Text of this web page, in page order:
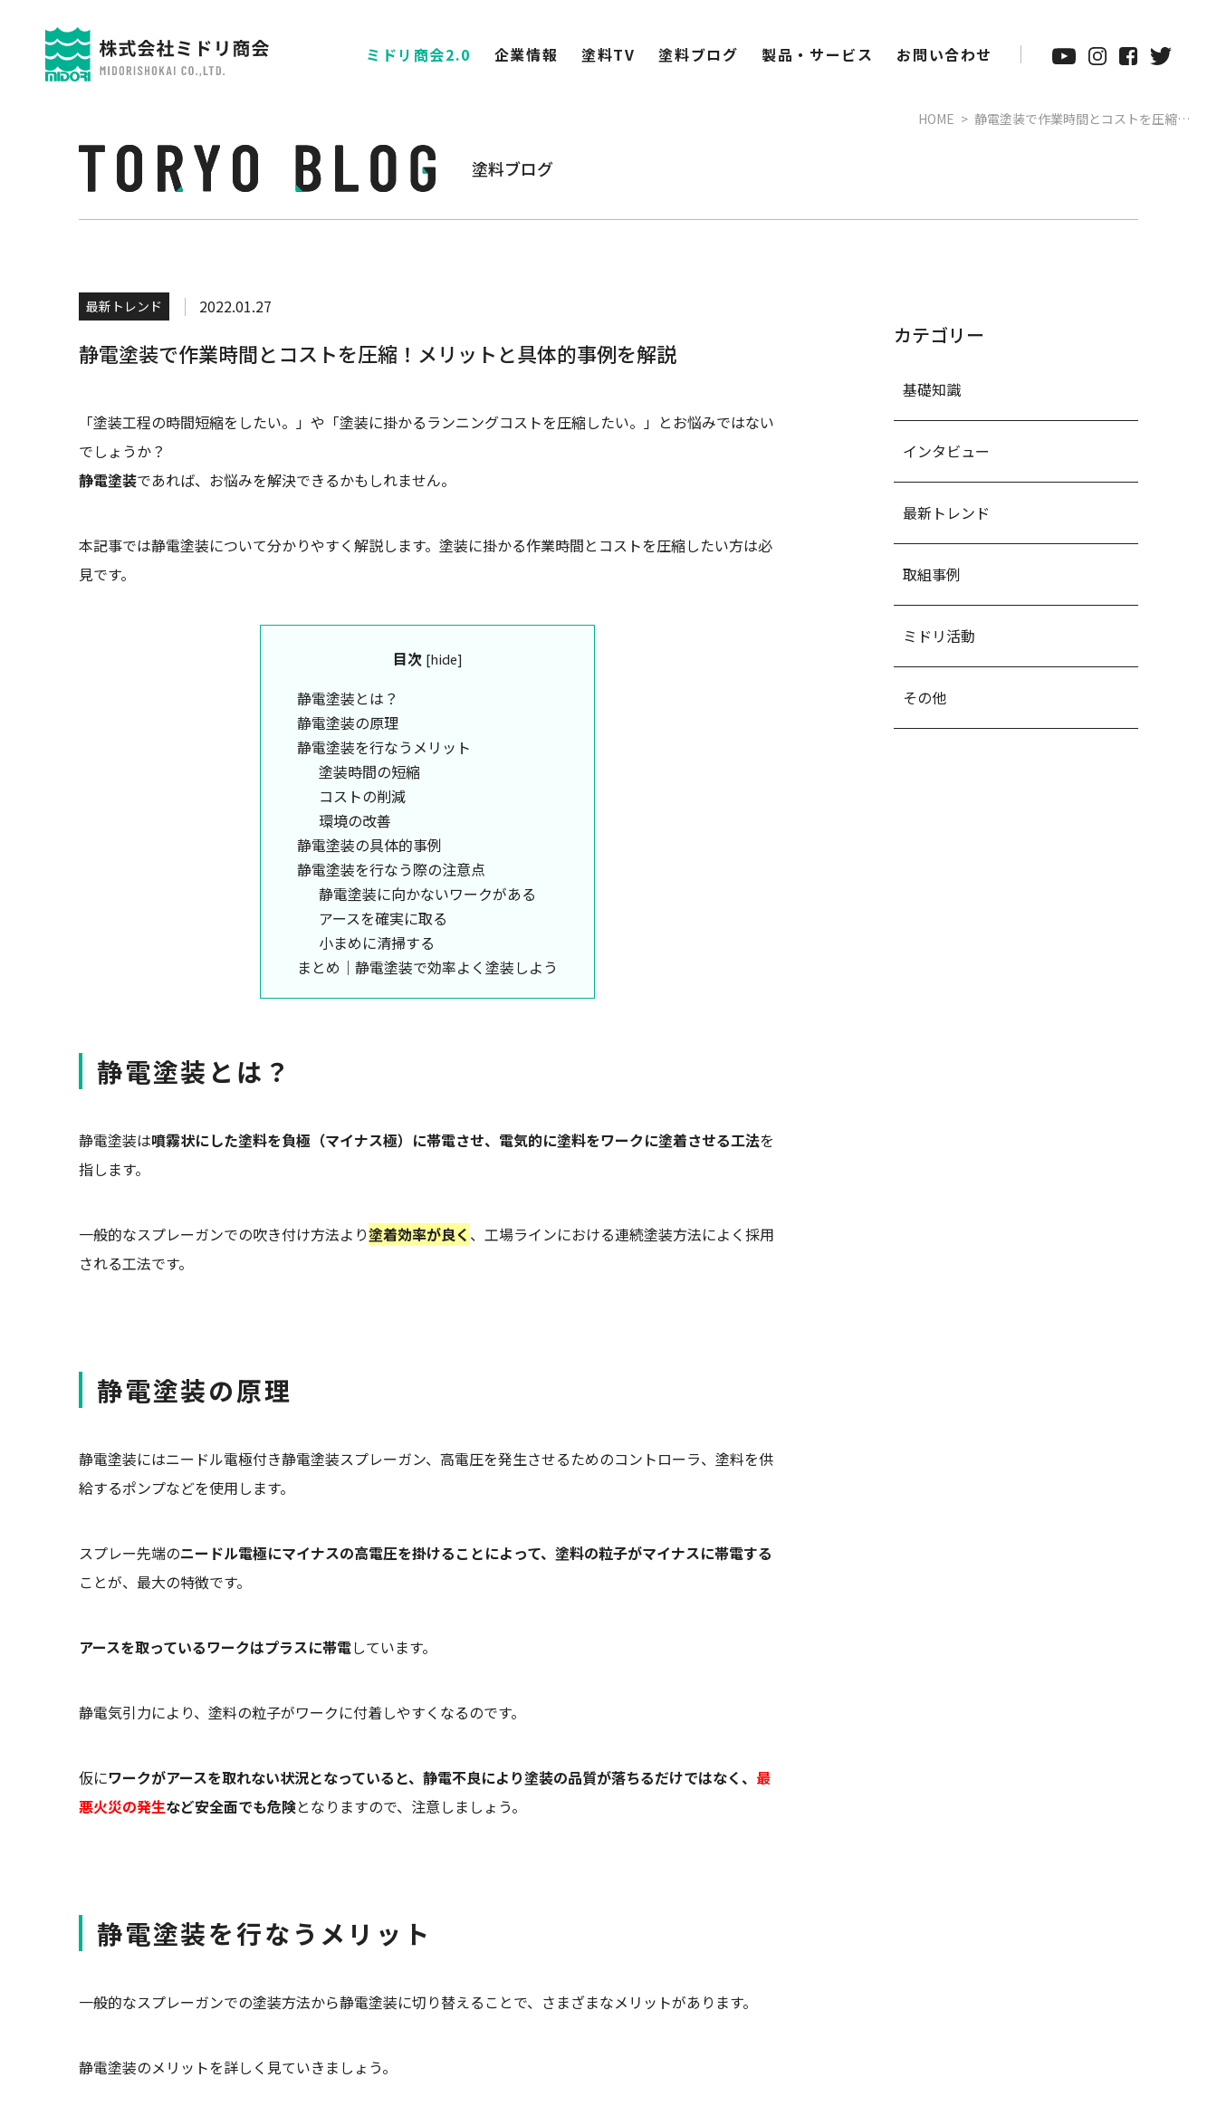
ミドリ商会2.0 企業情報 塗料TV 塗料ブログ 製品・サービス お問い合わせ
HOME 静電塗装で作業時間とコストを圧縮…
塗料ブログ
最新トレンド 2022.01.27
静電塗装で作業時間とコストを圧縮！メリットと具体的事例を解説
「塗装工程の時間短縮をしたい。」や「塗装に掛かるランニングコストを圧縮したい。」とお悩みではない
でしょうか？
静電塗装であれば、お悩みを解決できるかもしれません。
本記事では静電塗装について分かりやすく解説します。塗装に掛かる作業時間とコストを圧縮したい方は必
見です。
目次 [hide]
静電塗装とは？
静電塗装の原理
静電塗装を行なうメリット
塗装時間の短縮
コストの削減
環境の改善
静電塗装の具体的事例
静電塗装を行なう際の注意点
静電塗装に向かないワークがある
アースを確実に取る
小まめに清掃する
まとめ｜静電塗装で効率よく塗装しよう
静電塗装とは？
静電塗装は噴霧状にした塗料を負極（マイナス極）に帯電させ、電気的に塗料をワークに塗着させる工法を
指します。
一般的なスプレーガンでの吹き付け方法より塗着効率が良く 、工場ラインにおける連続塗装方法によく採用
される工法です。
静電塗装の原理
静電塗装にはニードル電極付き静電塗装スプレーガン、高電圧を発生させるためのコントローラ、塗料を供
給するポンプなどを使用します。
スプレー先端のニードル電極にマイナスの高電圧を掛けることによって、塗料の粒子がマイナスに帯電する
ことが、最大の特徴です。
アースを取っているワークはプラスに帯電しています。
静電気引力により、塗料の粒子がワークに付着しやすくなるのです。
仮にワークがアースを取れない状況となっていると、静電不良により塗装の品質が落ちるだけではなく、 最
悪火災の発生など安全面でも危険となりますので、注意しましょう。
静電塗装を行なうメリット
一般的なスプレーガンでの塗装方法から静電塗装に切り替えることで、さまざまなメリットがあります。
静電塗装のメリットを詳しく見ていきましょう。
カテゴリー
基礎知識
インタビュー
最新トレンド
取組事例
ミドリ活動
その他